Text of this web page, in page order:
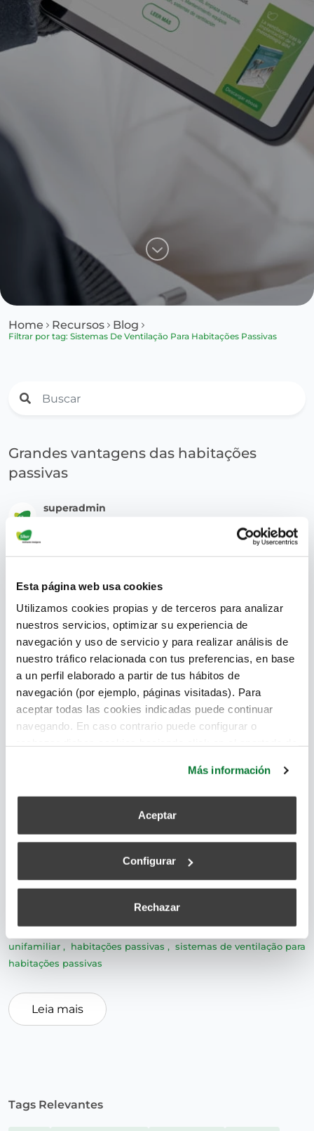
Esta página web usa cookies
Utilizamos cookies propias y de terceros para analizar
nuestros servicios, optimizar su experiencia de
navegación y uso de servicio y para realizar análisis de
nuestro tráfico relacionada con tus preferencias, en base
a un perfil elaborado a partir de tus hábitos de
navegación (por ejemplo, páginas visitadas). Para
aceptar todas las cookies indicadas puede continuar
navegando. En caso contrario puede configurar o
Más información
Aceptar
Configurar
Rechazar
Home Recursos Blog
Filtrar por tag: Sistemas De Ventilação Para Habitações Passivas
Grandes vantagens das habitações
passivas
superadmin
habitacionais mais sustentáveis. A sua eficiência
energética, ventilação e temperatura estão entre as
suas principais vantagens. De facto, não precisam
de recorrer ao aquecimento ou ao ar condicionado.
Na maioria dos casos, basta instalar um sistema de
eficiência energética,arquitetura sustentável,Habitação
unifamiliar , habitações passivas , sistemas de ventilação para
habitações passivas
Leia mais
Tags Relevantes